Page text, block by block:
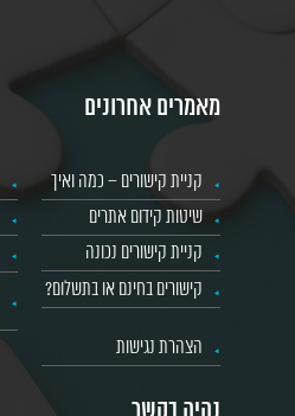
מאמרים אחרונים
קניית קישורים – כמה ואיך
שיטות קידום אתרים
קניית קישורים נכונה
קישורים בחינם או בתשלום?
הצהרת נגישות